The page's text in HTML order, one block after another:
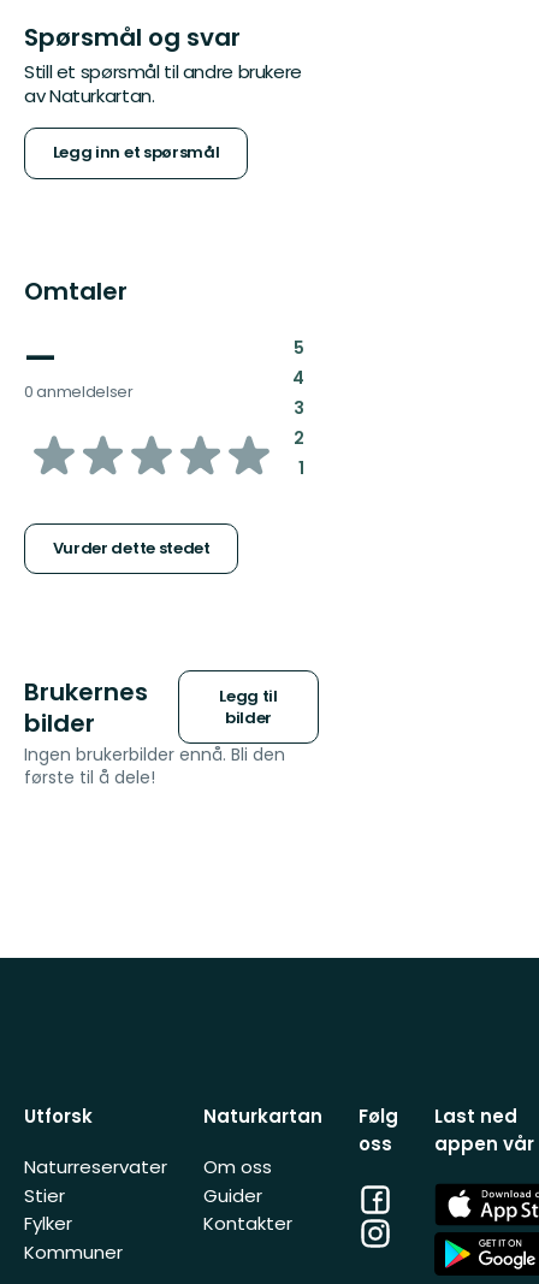
Spørsmål og svar
Still et spørsmål til andre brukere
av Naturkartan.
Legg inn et spørsmål
Omtaler
—
0 anmeldelser
av
stjerner
Vurder dette stedet
5:
4:
3:
2:
1:
Brukernes
bilder
Legg til
bilder
Ingen brukerbilder ennå. Bli den
første til å dele!
Utforsk
Naturreservater
Stier
Fylker
Kommuner
Naturkartan
Om oss
Guider
Kontakter
Følg
oss
Facebook
Instagram
Last ned
appen vår
App
Store
App
Store